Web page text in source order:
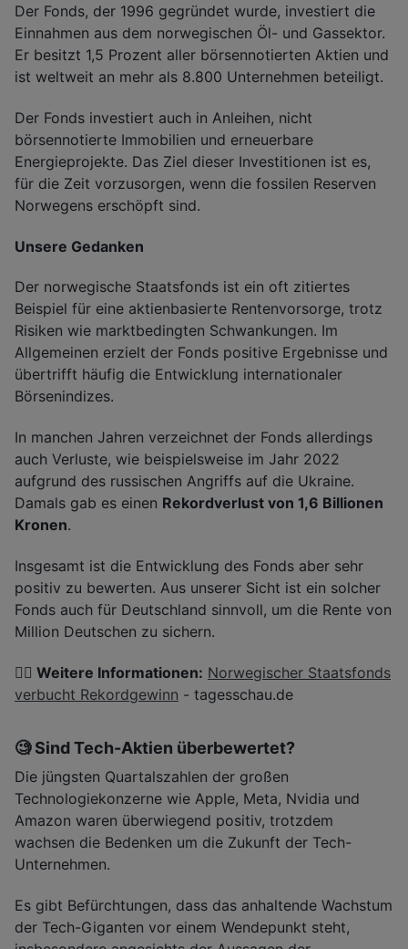
Der Fonds, der 1996 gegründet wurde, investiert die
Einnahmen aus dem norwegischen Öl- und Gassektor.
Er besitzt 1,5 Prozent aller börsennotierten Aktien und
ist weltweit an mehr als 8.800 Unternehmen beteiligt.
Der Fonds investiert auch in Anleihen, nicht
börsennotierte Immobilien und erneuerbare
Energieprojekte. Das Ziel dieser Investitionen ist es,
für die Zeit vorzusorgen, wenn die fossilen Reserven
Norwegens erschöpft sind.
Unsere Gedanken
Der norwegische Staatsfonds ist ein oft zitiertes
Beispiel für eine aktienbasierte Rentenvorsorge, trotz
Risiken wie marktbedingten Schwankungen. Im
Allgemeinen erzielt der Fonds positive Ergebnisse und
übertrifft häufig die Entwicklung internationaler
Börsenindizes.
In manchen Jahren verzeichnet der Fonds allerdings
auch Verluste, wie beispielsweise im Jahr 2022
aufgrund des russischen Angriffs auf die Ukraine.
Damals gab es einen Rekordverlust von 1,6 Billionen
Kronen.
Insgesamt ist die Entwicklung des Fonds aber sehr
positiv zu bewerten. Aus unserer Sicht ist ein solcher
Fonds auch für Deutschland sinnvoll, um die Rente von
Million Deutschen zu sichern.
👉🏽 Weitere Informationen: Norwegischer Staatsfonds
verbucht Rekordgewinn - tagesschau.de
🧐 Sind Tech-Aktien überbewertet?
Die jüngsten Quartalszahlen der großen
Technologiekonzerne wie Apple, Meta, Nvidia und
Amazon waren überwiegend positiv, trotzdem
wachsen die Bedenken um die Zukunft der Tech-
Unternehmen.
Es gibt Befürchtungen, dass das anhaltende Wachstum
der Tech-Giganten vor einem Wendepunkt steht,